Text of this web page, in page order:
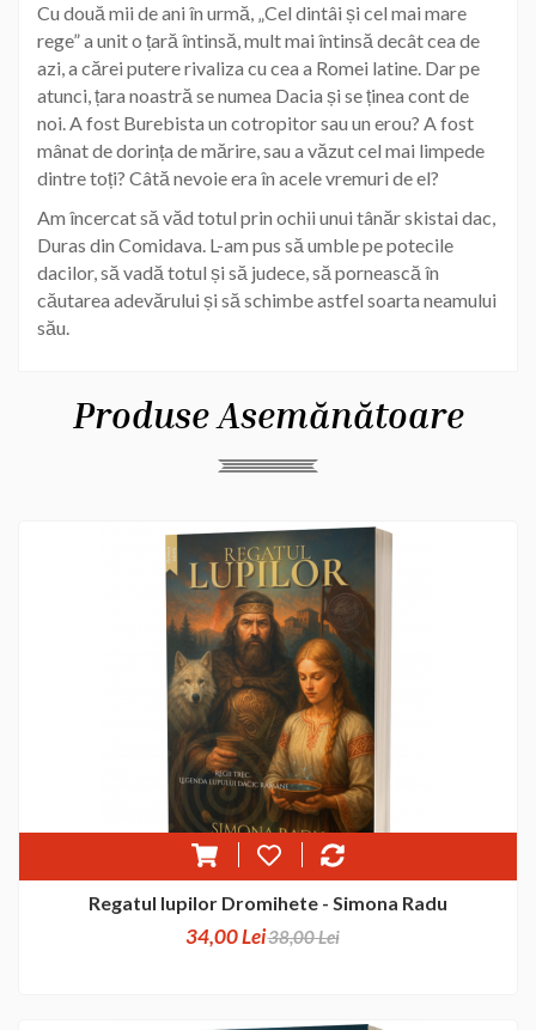
Cu două mii de ani în urmă, „Cel dintâi și cel mai mare
rege” a unit o țară întinsă, mult mai întinsă decât cea de
azi, a cărei putere rivaliza cu cea a Romei latine. Dar pe
atunci, țara noastră se numea Dacia și se ținea cont de
noi. A fost Burebista un cotropitor sau un erou? A fost
mânat de dorința de mărire, sau a văzut cel mai limpede
dintre toți? Câtă nevoie era în acele vremuri de el?
Am încercat să văd totul prin ochii unui tânăr skistai dac,
Duras din Comidava. L-am pus să umble pe potecile
dacilor, să vadă totul și să judece, să pornească în
căutarea adevărului și să schimbe astfel soarta neamului
său.
Produse Asemănătoare
Regatul lupilor Dromihete - Simona Radu
34,00 Lei38,00 Lei